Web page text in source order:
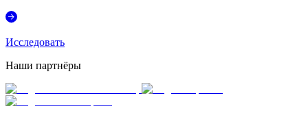
Исследовать
Наши партнёры